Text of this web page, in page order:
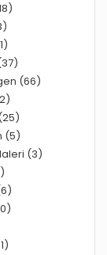
(66)
(5)
(3)